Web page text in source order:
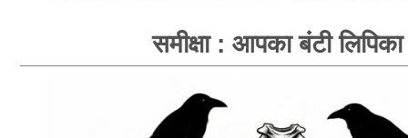
समीक्षा : आपका बंटी लिपिका